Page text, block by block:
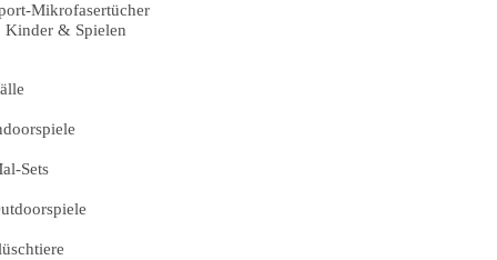
Mikrofasertücher
Kinder & Spielen
Sets